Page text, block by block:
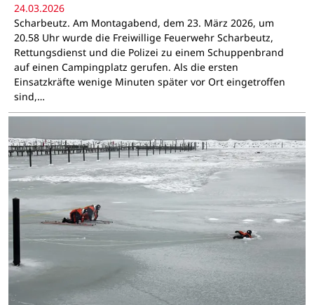
24.03.2026
Scharbeutz. Am Montagabend, dem 23. März 2026, um
20.58 Uhr wurde die Freiwillige Feuerwehr Scharbeutz,
Rettungsdienst und die Polizei zu einem Schuppenbrand
auf einen Campingplatz gerufen. Als die ersten
Einsatzkräfte wenige Minuten später vor Ort eingetroffen
sind,…